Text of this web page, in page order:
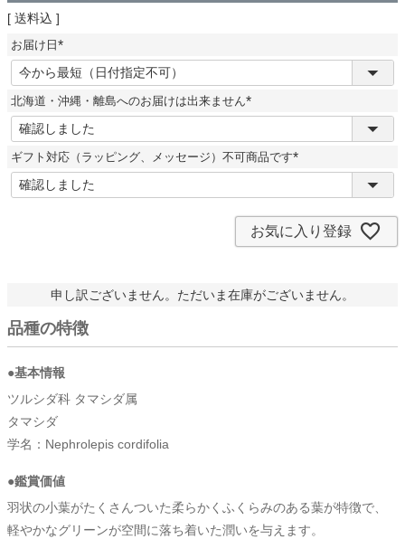
送料込
お届け日
(
必
)
北海道・沖縄・離島へのお届けは出来ません
(
)
ギフト対応（ラッピング、メッセージ）不可商品です
(
)
お気に入り登録
申し訳ございません。ただいま在庫がございません。
品種の特徴
●基本情報
ツルシダ科 タマシダ属
タマシダ
学名：Nephrolepis cordifolia
●鑑賞価値
羽状の小葉がたくさんついた柔らかくふくらみのある葉が特徴で、
軽やかなグリーンが空間に落ち着いた潤いを与えます。